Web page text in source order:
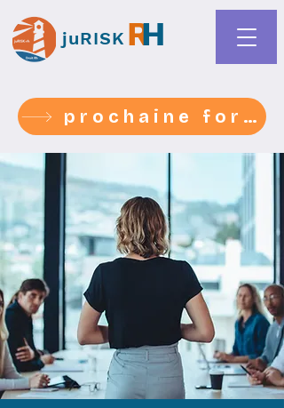
juRISK RH
prochaine formation 1-2-3 sept- médiation harcèlement